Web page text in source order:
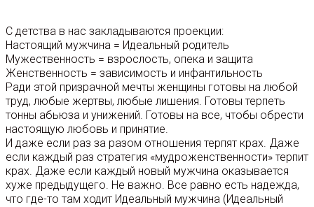
С детства в нас закладываются проекции:
Настоящий мужчина = Идеальный родитель
Мужественность = взрослость, опека и защита
Женственность = зависимость и инфантильность
Ради этой призрачной мечты женщины готовы на любой
труд, любые жертвы, любые лишения. Готовы терпеть
тонны абьюза и унижений. Готовы на все, чтобы обрести
настоящую любовь и принятие.
И даже если раз за разом отношения терпят крах. Даже
если каждый раз стратегия «мудроженственности» терпит
крах. Даже если каждый новый мужчина оказывается
хуже предыдущего. Не важно. Все равно есть надежда,
что где-то там ходит Идеальный мужчина (Идеальный